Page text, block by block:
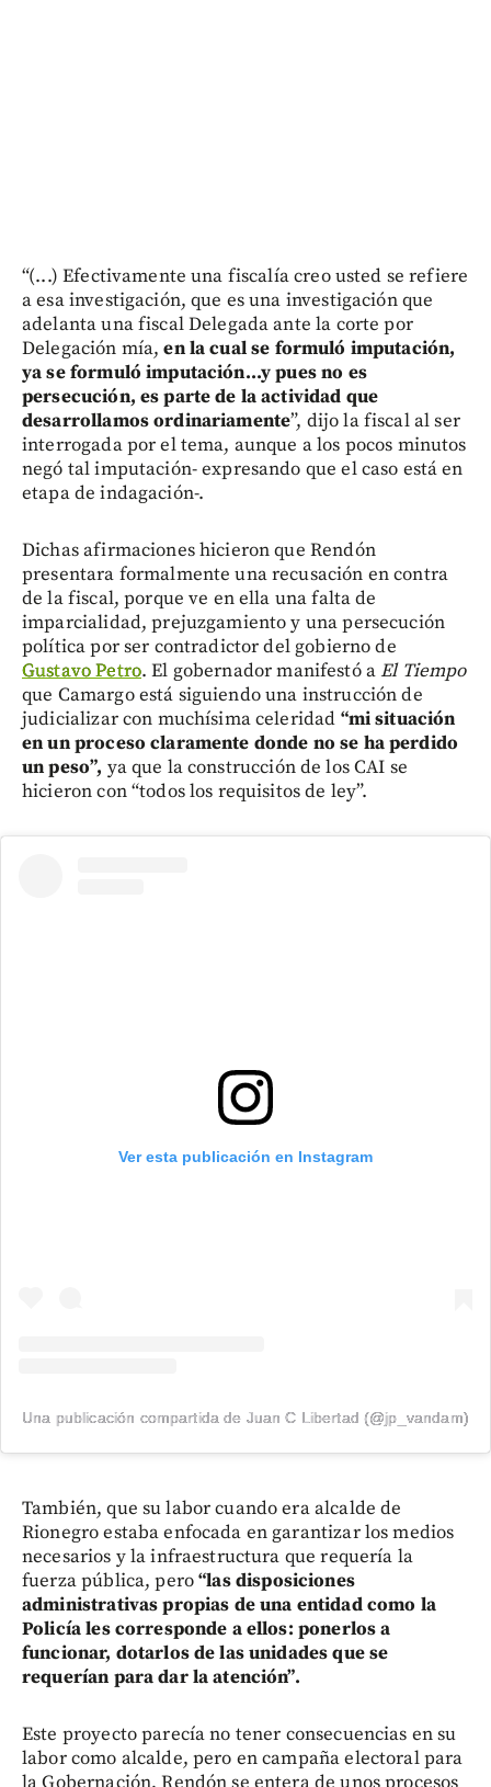
“(...) Efectivamente una fiscalía creo usted se refiere
a esa investigación, que es una investigación que
adelanta una fiscal Delegada ante la corte por
Delegación mía,en la cual se formuló imputación,
ya se formuló imputación...y pues no es
persecución, es parte de la actividad que
desarrollamos ordinariamente”, dijo la fiscal al ser
interrogada por el tema, aunque a los pocos minutos
negó tal imputación- expresando que el caso está en
etapa de indagación-.
Dichas afirmaciones hicieron que Rendón
presentara formalmente una recusación en contra
de la fiscal, porque ve en ella una falta de
imparcialidad, prejuzgamiento y una persecución
política por ser contradictor del gobierno de
Gustavo Petro. El gobernador manifestó aEl Tiempo
que Camargo está siguiendo una instrucción de
judicializar con muchísima celeridad “mi situación
en un proceso claramente donde no se ha perdido
un peso”, ya que la construcción de los CAI se
hicieron con “todos los requisitos de ley”.
Ver esta publicación en Instagram
Una publicación compartida de Juan C Libertad (@jp_vandam)
También, que su labor cuando era alcalde de
Rionegro estaba enfocada en garantizar los medios
necesarios y la infraestructura que requería la
fuerza pública, pero“las disposiciones
administrativas propias de una entidad como la
Policía les corresponde a ellos: ponerlos a
funcionar, dotarlos de las unidades que se
requerían para dar la atención”.
Este proyecto parecía no tener consecuencias en su
labor como alcalde, pero en campaña electoral para